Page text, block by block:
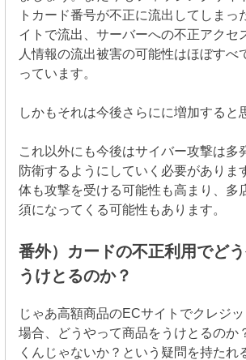
トカード番号が不正に流出してしまっ
イトで流出、サーバーへの不正アクセ
人情報の流出被害の可能性はほぼすべ
っています。
しかもそれは今後さらにに増加すると
これ以外にも今後はサイバー攻撃は多
防衛するようにしていく必要がありま
体も攻撃を受ける可能性も高まり、多
須になってくる可能性もあります。
番外）カードの不正利用でど
うけとるのか？
じゃあ高額商品のECサイトでクレジ
場合、どうやって商品をうけとるのか
くんじゃないか？という疑問を持たれ